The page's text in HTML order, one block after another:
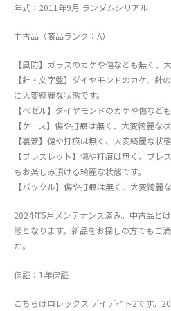
年式：2011年9月 ランダムシリアル
中古品（商品ランク：A）
【風防】ガラスのカケや傷なども無く、
【針・文字盤】ダイヤモンドのカケ、針
に大変綺麗な状態です。
【ベゼル】ダイヤモンドのカケや傷など
【ケース】傷や打痕は無く、大変綺麗な状
【裏蓋】傷や打痕は無く、大変綺麗な状態
【ブレスレット】傷や打痕は無く、ブレ
もお楽しみ頂ける綺麗な状態です。
【バックル】傷や打痕は無く、大変綺麗な
2024年5月メンテナンス済み。中古品と
態となります。新品をお探しの方でもご
か。
保証：1年保証
こちらはロレックス デイデイト2です。